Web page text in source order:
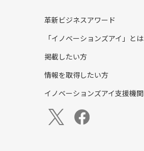
革新ビジネスアワード
「イノベーションズアイ」とは
掲載したい方
情報を取得したい方
イノベーションズアイ支援機関